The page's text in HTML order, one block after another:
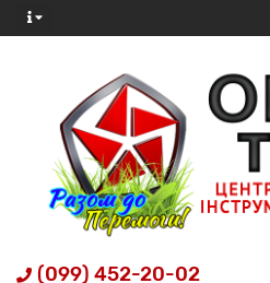
(099) 452-20-02